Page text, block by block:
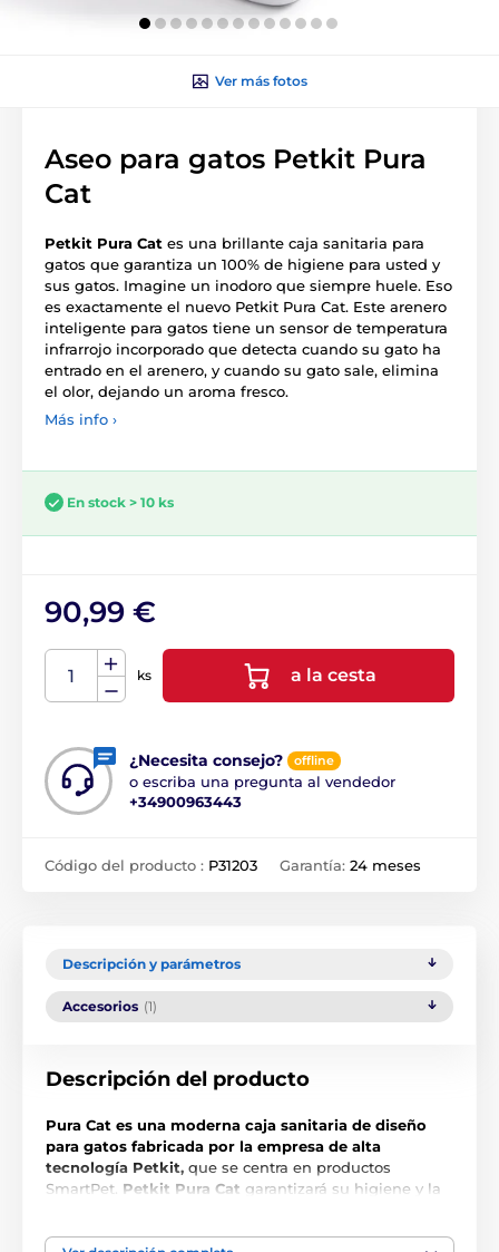
Ver más fotos
Aseo para gatos Petkit Pura
Cat
Petkit Pura Cat es una brillante caja sanitaria para
gatos que garantiza un 100% de higiene para usted y
sus gatos. Imagine un inodoro que siempre huele. Eso
es exactamente el nuevo Petkit Pura Cat. Este arenero
inteligente para gatos tiene un sensor de temperatura
infrarrojo incorporado que detecta cuando su gato ha
entrado en el arenero, y cuando su gato sale, elimina
el olor, dejando un aroma fresco.
Más info ›
En stock > 10 ks
90,99 €
ks a la cesta
¿Necesita consejo? offline
o escriba una pregunta al vendedor
+34900963443
Código del producto : P31203 Garantía: 24 meses
Descripción y parámetros
Accesorios (1)
Descripción del producto
Pura Cat es una moderna caja sanitaria de diseño
para gatos fabricada por la empresa de alta
tecnología Petkit, que se centra en productos
SmartPet. Petkit Pura Cat garantizará su higiene y la